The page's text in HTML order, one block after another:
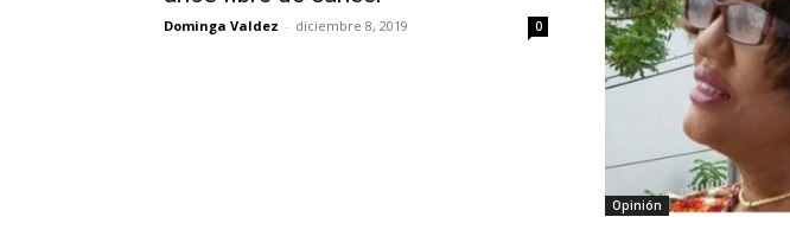
Dominga Valdez - diciembre 8, 2019 0
Opinión